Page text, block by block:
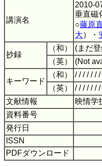
講演名
2010-
垂直磁
○藤原
大）・
抄録
（和）
(まだ
（英）
(Not
キーワード
（和）
/ / / / / / /
（英）
/ / / / / / /
文献情報
映情学
資料番号
発行日
ISSN
PDFダウンロード